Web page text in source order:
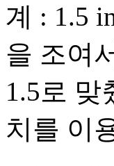
계 : 1.5
을 조여
1.5로
치를 이